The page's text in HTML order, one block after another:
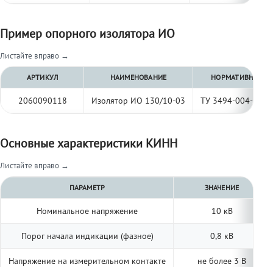
Пример опорного изолятора ИО
Листайте вправо →
АРТИКУЛ НАИМЕНОВАНИЕ НОРМАТИВНЫЙ
2060090118 Изолятор ИО 130/10-03 ТУ 3494-004-
Основные характеристики КИНН
Листайте вправо →
ПАРАМЕТР ЗНАЧЕНИЕ
Номинальное напряжение 10 кВ
Порог начала индикации (фазное) 0,8 кВ
Напряжение на измерительном контакте не более 3 В